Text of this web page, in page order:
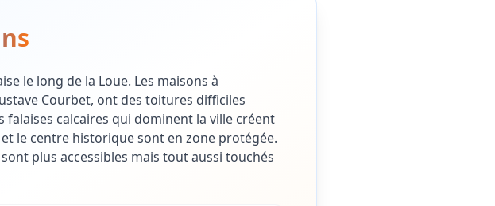
le long de la Loue. Les maisons à
Courbet, ont des toitures difficiles
falaises calcaires qui dominent la ville créent
le centre historique sont en zone protégée.
plus accessibles mais tout aussi touchés